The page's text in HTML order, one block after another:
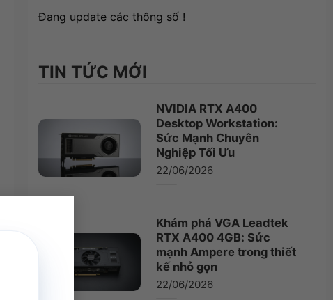
Đang update các thông số !
TIN TỨC MỚI
NVIDIA RTX A400
Desktop Workstation:
Sức Mạnh Chuyên
Nghiệp Tối Ưu
22/06/2026
Khám phá VGA Leadtek
RTX A400 4GB: Sức
mạnh Ampere trong thiết
kế nhỏ gọn
22/06/2026